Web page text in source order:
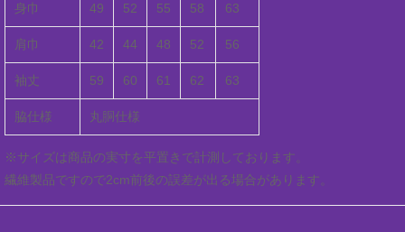
身巾 49 52 55 58 63
肩巾 42 44 48 52 56
袖丈 59 60 61 62 63
脇仕様 丸胴仕様
※サイズは商品の実寸を平置きで計測しております。
繊維製品ですので2cm前後の誤差が出る場合があります。